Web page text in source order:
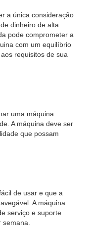
a única consideração
dinheiro de alta
pode comprometer a
com um equilíbrio
requisitos de sua
uma máquina
A máquina deve ser
que possam
de usar e que a
A máquina
serviço e suporte